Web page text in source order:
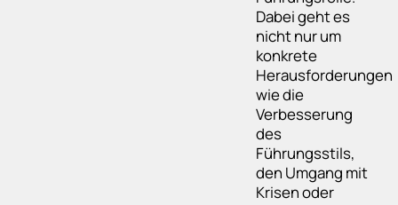
Dabei geht es
nicht nur um
konkrete
Herausforderungen
wie die
Verbesserung
des
Führungsstils,
den Umgang mit
Krisen oder